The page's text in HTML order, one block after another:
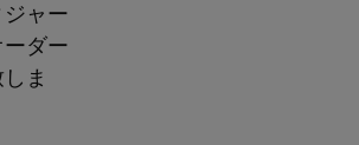
ャー
ーダー
ま